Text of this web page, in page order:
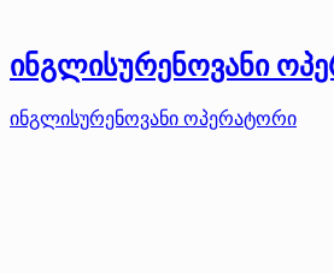
ინგლისურენოვანი
ინგლისურენოვანი ოპერატორი